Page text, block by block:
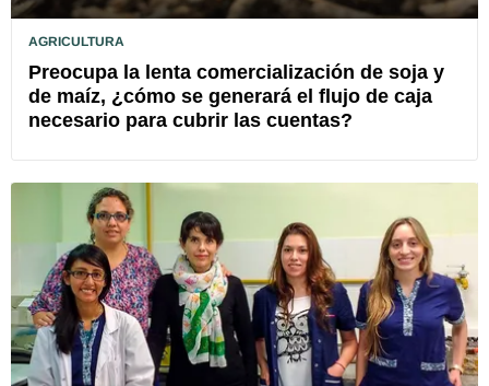
AGRICULTURA
Preocupa la lenta comercialización de soja y
de maíz, ¿cómo se generará el flujo de caja
necesario para cubrir las cuentas?